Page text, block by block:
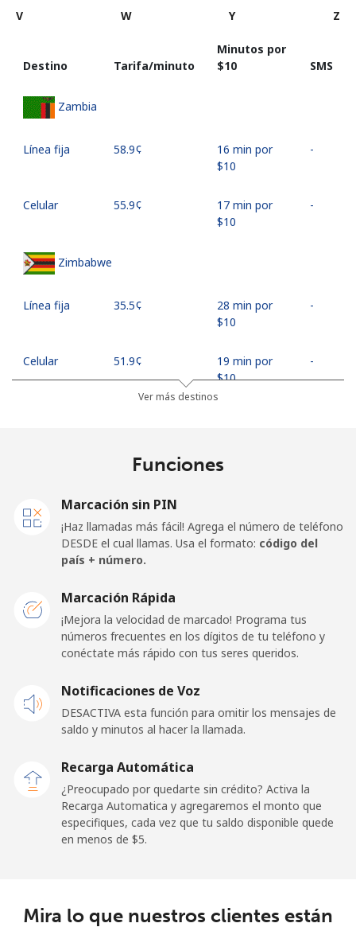
V
W Y Z
Destino Tarifa/minuto
Minutos por
⁦$10⁩
SMS
Zambia
Línea fija ⁦58.9¢⁩
16 min por
⁦$10⁩
-
Celular ⁦55.9¢⁩
17 min por
⁦$10⁩
-
Zimbabwe
Línea fija ⁦35.5¢⁩
28 min por
⁦$10⁩
-
Celular ⁦51.9¢⁩
19 min por
⁦$10⁩
-
Ver más destinos
Funciones
Marcación sin PIN
¡Haz llamadas más fácil! Agrega el número de teléfono
DESDE el cual llamas. Usa el formato: código del
país + número.
Marcación Rápida
¡Mejora la velocidad de marcado! Programa tus
números frecuentes en los dígitos de tu teléfono y
conéctate más rápido con tus seres queridos.
Notificaciones de Voz
DESACTIVA esta función para omitir los mensajes de
saldo y minutos al hacer la llamada.
Recarga Automática
¿Preocupado por quedarte sin crédito? Activa la
Recarga Automatica y agregaremos el monto que
especifiques, cada vez que tu saldo disponible quede
en menos de ⁦$5⁩.
Mira lo que nuestros clientes están